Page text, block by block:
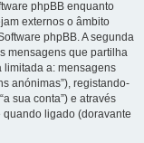
phpBB enquanto
externos o âmbito
phpBB. A segunda
mensagens que partilha
limitada a: mensagens
anónimas”), registando-
sua conta”) e através
ligado (doravante